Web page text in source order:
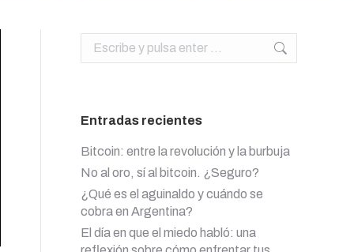
Buscar:
Entradas recientes
Bitcoin: entre la revolución y la burbuja
No al oro, sí al bitcoin. ¿Seguro?
¿Qué es el aguinaldo y cuándo se
cobra en Argentina?
El día en que el miedo habló: una